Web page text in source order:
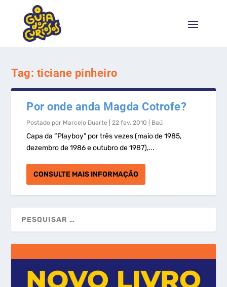
Tag: ticiane pinheiro
Por onde anda Magda Cotrofe?
Postado por Marcelo Duarte |22 fev, 2010 Baú
Capa da “Playboy” por três vezes (maio de 1985,
dezembro de 1986 e outubro de 1987),...
CONSULTE MAIS INFORMAÇÃO